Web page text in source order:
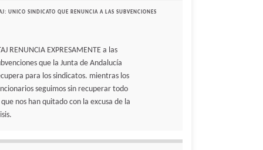
UNICO SINDICATO QUE RENUNCIA A LAS SUBVENCIONES
RENUNCIA EXPRESAMENTE a las
que la Junta de Andalucía
para los sindicatos. mientras los
seguimos sin recuperar todo
que nos han quitado con la excusa de la